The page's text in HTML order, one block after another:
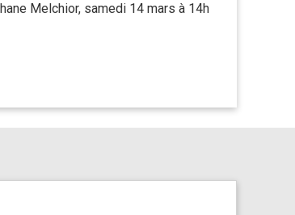
Melchior, samedi 14 mars à 14h